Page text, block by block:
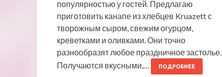
популярностью у гостей. Предлагаю
приготовить канапе из хлебцев Kruazett с
творожным сыром, свежим огурцом,
креветками и оливками. Они точно
разнообразят любое праздничное застолье.
Получаются вкусными,…
ПОДРОБНЕЕ